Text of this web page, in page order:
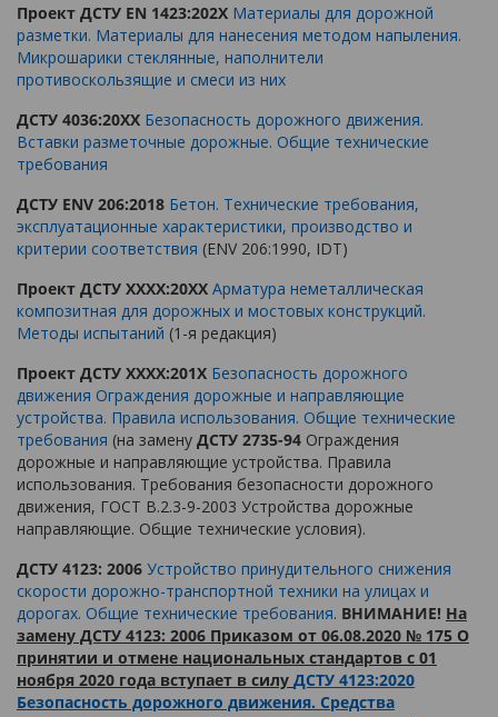
Проект ДСТУ EN 1423:202Х Материалы для дорожной
разметки. Материалы для нанесения методом напыления.
Микрошарики стеклянные, наполнители
противоскользящие и смеси из них
ДСТУ 4036:20ХХ Безопасность дорожного движения.
Вставки разметочные дорожные. Общие технические
требования
ДСТУ ENV 206:2018 Бетон. Технические требования,
эксплуатационные характеристики, производство и
критерии соответствия (ENV 206:1990, IDT)
Проект ДСТУ ХХХХ:20ХХ Арматура неметаллическая
композитная для дорожных и мостовых конструкций.
Методы испытаний (1-я редакция)
Проект ДСТУ ХХХХ:201Х Безопасность дорожного
движения Ограждения дорожные и направляющие
устройства. Правила использования. Общие технические
требования (на замену ДСТУ 2735-94 Ограждения
дорожные и направляющие устройства. Правила
использования. Требования безопасности дорожного
движения, ГОСТ В.2.3-9-2003 Устройства дорожные
направляющие. Общие технические условия).
ДСТУ 4123: 2006 Устройство принудительного снижения
скорости дорожно-транспортной техники на улицах и
дорогах. Общие технические требования. ВНИМАНИЕ! На
замену ДСТУ 4123: 2006 Приказом от 06.08.2020 № 175 О
принятии и отмене национальных стандартов с 01
ноября 2020 года вступает в силу ДСТУ 4123:2020
Безопасность дорожного движения. Средства